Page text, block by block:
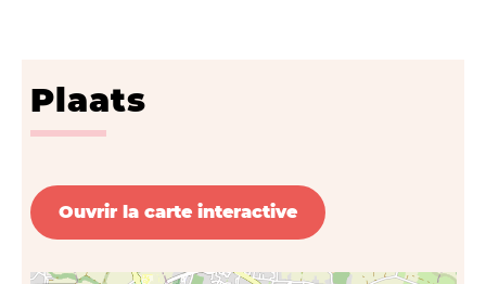
Plaats
Ouvrir la carte interactive